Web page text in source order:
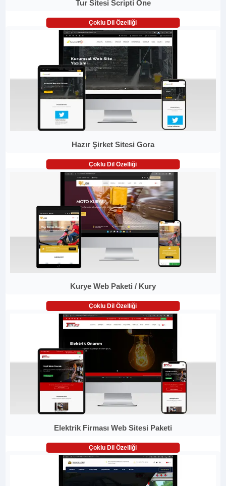
Tur Sitesi Scripti One
Çoklu Dil Özelliği
Hazır Şirket Sitesi Gora
Çoklu Dil Özelliği
Kurye Web Paketi / Kury
Çoklu Dil Özelliği
Elektrik Firması Web Sitesi Paketi
Çoklu Dil Özelliği